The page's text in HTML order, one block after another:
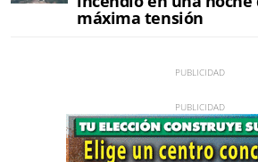
máxima tensión